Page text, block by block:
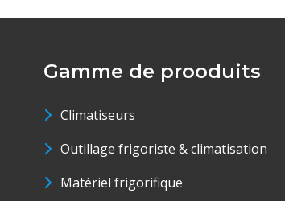
Gamme de prooduits
Climatiseurs
Outillage frigoriste & climatisation
Matériel frigorifique